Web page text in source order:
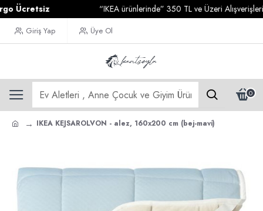
“IKEA ürünlerinde” 350 TL ve Üzeri
Giriş Yap Üye Ol
0
IKEA KEJSAROLVON - alez, 160x200 cm (bej-mavi)